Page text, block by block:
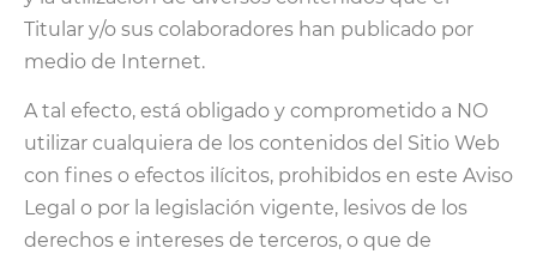
Titular y/o sus colaboradores han publicado por
medio de Internet.
A tal efecto, está obligado y comprometido a NO
utilizar cualquiera de los contenidos del Sitio Web
con fines o efectos ilícitos, prohibidos en este Aviso
Legal o por la legislación vigente, lesivos de los
derechos e intereses de terceros, o que de